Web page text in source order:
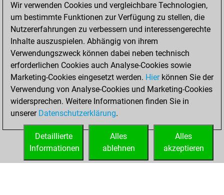
You created
your Studies account
Studies
Montag,
Dezember 30,
2019
You played 18
slow games
Play
You scored +10
=0 -8 in slow games
Wir verwenden Cookies und vergleichbare Technologien,
um bestimmte Funktionen zur Verfügung zu stellen, die
Nutzererfahrungen zu verbessern und interessengerechte
Inhalte auszuspielen. Abhängig von ihrem
Verwendungszweck können dabei neben technisch
erforderlichen Cookies auch Analyse-Cookies sowie
Marketing-Cookies eingesetzt werden. Hierkönnen Sie der
Verwendung von Analyse-Cookies und Marketing-Cookies
widersprechen. Weitere Informationen finden Sie in
unserer Datenschutzerklärung.
Alles
akzeptieren
Alles
ablehnen
Detaillierte
Informationen